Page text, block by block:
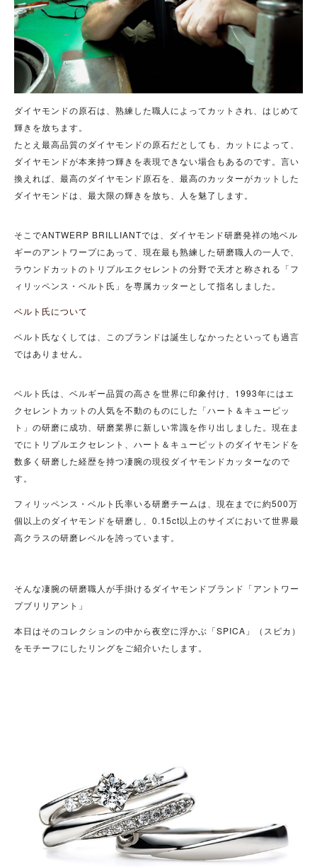
ダイヤモンドの原石は、熟練した職人によってカットされ、はじめて
輝きを放ちます。
たとえ最高品質のダイヤモンドの原石だとしても、カットによって、
ダイヤモンドが本来持つ輝きを表現できない場合もあるのです。言い
換えれば、最高のダイヤモンド原石を、最高のカッターがカットした
ダイヤモンドは、最大限の輝きを放ち、人を魅了します。
そこでANTWERP BRILLIANTでは、ダイヤモンド研磨発祥の地ベル
ギーのアントワープにあって、現在最も熟練した研磨職人の一人で、
ラウンドカットのトリプルエクセレントの分野で天才と称される「フ
ィリッペンス・ベルト氏」を専属カッターとして指名しました。
ベルト氏について
ベルト氏なくしては、このブランドは誕生しなかったといっても過言
ではありません。
ベルト氏は、ベルギー品質の高さを世界に印象付け、1993年にはエ
クセレントカットの人気を不動のものにした「ハート＆キューピッ
ト」の研磨に成功、研磨業界に新しい常識を作り出しました。現在ま
でにトリプルエクセレント、ハート＆キューピットのダイヤモンドを
数多く研磨した経歴を持つ凄腕の現役ダイヤモンドカッターなので
す。
フィリッペンス・ベルト氏率いる研磨チームは、現在までに約500万
個以上のダイヤモンドを研磨し、0.15ct以上のサイズにおいて世界最
高クラスの研磨レベルを誇っています。
そんな凄腕の研磨職人が手掛けるダイヤモンドブランド「アントワー
プブリリアント」
本日はそのコレクションの中から夜空に浮かぶ「SPICA」（スピカ）
をモチーフにしたリングをご紹介いたします。